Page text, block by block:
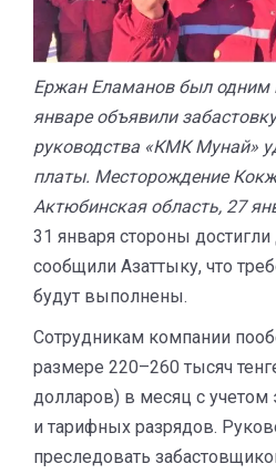
Ержан Еламанов был одним
январе объявили
руководства «КМК Мунай»
платы. Месторождение
Актюбинская область, 27
31 января стороны
сообщили Азаттыку, что
будут выполнены.
Сотрудникам компании
размере 220–260 тысяч
долларов) в месяц с учетом
и тарифных разрядов.
преследовать